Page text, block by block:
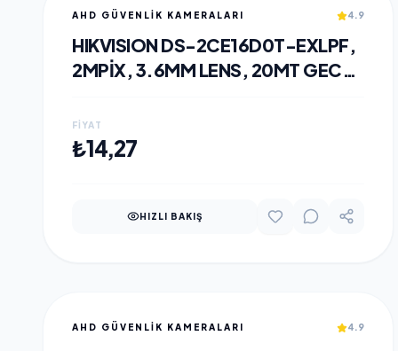
AHD GÜVENLİK KAMERALARI 4.9
HIKVISION DS-2CE16D0T-EXLPF,
2MPIX, 3.6MM LENS, 20MT GECE
BULLET KAMERA
FIYAT
₺14,27
HIZLI BAKIŞ
AHD GÜVENLİK KAMERALARI 4.9